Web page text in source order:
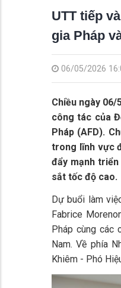
UTT tiếp
gia Pháp
06/05/2026
Chiều ngày
công tác của
Pháp (AFD).
trong lĩnh vực
đẩy mạnh
sắt tốc độ cao.
Dự buổi làm
Fabrice
Pháp cùng các
Nam. Về phía
Khiêm - Phó